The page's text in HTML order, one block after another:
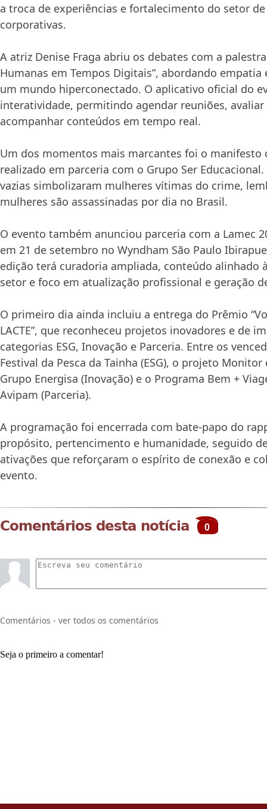
a troca de experiências e fortalecimento do setor
corporativas.
A atriz Denise Fraga abriu os debates com a palestra
Humanas em Tempos Digitais”, abordando empatia
um mundo hiperconectado. O aplicativo oficial do
interatividade, permitindo agendar reuniões, avaliar
acompanhar conteúdos em tempo real.
Um dos momentos mais marcantes foi o
realizado em parceria com o Grupo Ser
vazias simbolizaram mulheres vítimas do crime,
mulheres são assassinadas por dia no Brasil.
O evento também anunciou parceria com a Lamec
em 21 de setembro no Wyndham São Paulo
edição terá curadoria ampliada, conteúdo alinhado
setor e foco em atualização profissional e geração
O primeiro dia ainda incluiu a entrega do Prêmio
LACTE”, que reconheceu projetos inovadores e de
categorias ESG, Inovação e Parceria. Entre os
Festival da Pesca da Tainha (ESG), o projeto
Grupo Energisa (Inovação) e o Programa Bem +
Avipam (Parceria).
A programação foi encerrada com bate-papo do
propósito, pertencimento e humanidade, seguido
ativações que reforçaram o espírito de conexão e
evento.
Comentários desta notícia 0
Comentários - ver todos os comentários
Seja o primeiro a comentar!